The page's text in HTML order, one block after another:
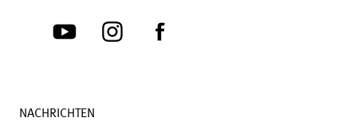
NACHRICHTEN